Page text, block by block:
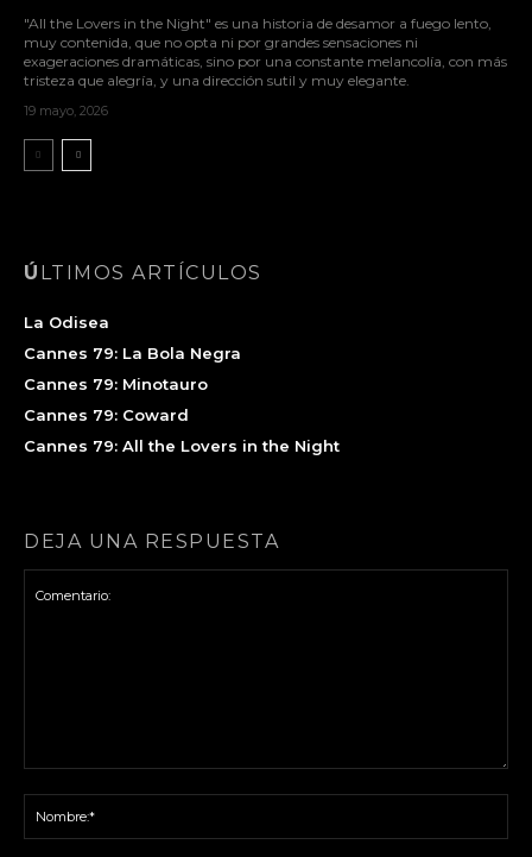
"All the Lovers in the Night" es una historia de desamor a fuego lento,
muy contenida, que no opta ni por grandes sensaciones ni
exageraciones dramáticas, sino por una constante melancolía, con más
tristeza que alegría, y una dirección sutil y muy elegante.
19 mayo, 2026
ÚLTIMOS ARTÍCULOS
La Odisea
Cannes 79: La Bola Negra
Cannes 79: Minotauro
Cannes 79: Coward
Cannes 79: All the Lovers in the Night
DEJA UNA RESPUESTA